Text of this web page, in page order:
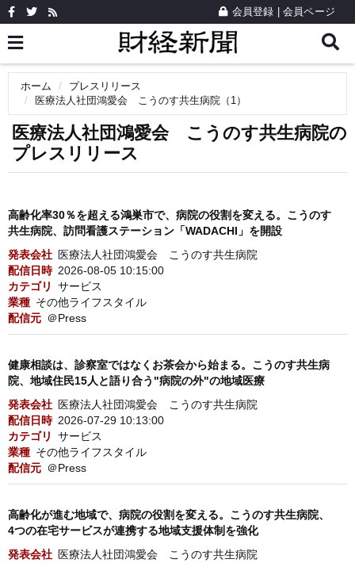
会員登録 会員ページ
ホーム
プレスリリース
医療法人社団鴻愛会 こうのす共生病院（1）
医療法人社団鴻愛会 こうのす共生病院の
プレスリリース
高齢化率30％を超える鴻巣市で、病院の役割を変える。こうのす
共生病院、訪問看護ステーション「WADACHI」を開設
発表会社 医療法人社団鴻愛会 こうのす共生病院
配信日時 2026-08-05 10:15:00
カテゴリ
サービス
業種 その他ライフスタイル
配信元 ＠Press
健康相談は、診察室ではなくお茶会から始まる。こうのす共生病
院、地域住民15人と語り合う"病院の外"の地域医療
発表会社 医療法人社団鴻愛会 こうのす共生病院
配信日時 2026-07-29 10:13:00
カテゴリ
サービス
業種 その他ライフスタイル
配信元 ＠Press
高齢化が進む地域で、病院の役割を変える。こうのす共生病院、
4つの在宅サービスが連携する地域支援体制を強化
発表会社 医療法人社団鴻愛会 こうのす共生病院